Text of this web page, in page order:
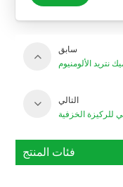
سابق
التالي
فئات المنتج